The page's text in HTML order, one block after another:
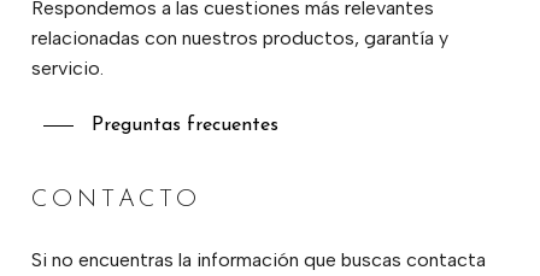
Respondemos a las cuestiones más relevantes
relacionadas con nuestros productos, garantía y
servicio.
Preguntas frecuentes
CONTACTO
Si no encuentras la información que buscas contacta